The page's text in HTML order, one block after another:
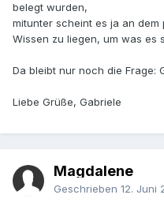
belegt wurden,
mitunter scheint es ja an dem
Wissen zu liegen, um was es
Da bleibt nur noch die Frage:
Liebe Grüße, Gabriele
Magdalene
Geschrieben 12. Juni